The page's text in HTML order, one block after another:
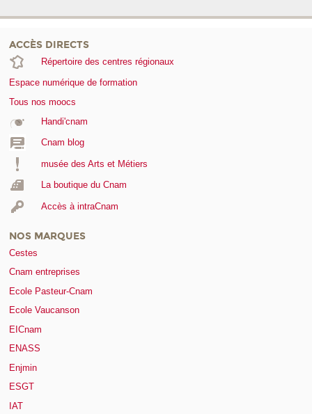
ACCÈS DIRECTS
Répertoire des centres régionaux
Espace numérique de formation
Tous nos moocs
Handi'cnam
Cnam blog
musée des Arts et Métiers
La boutique du Cnam
Accès à intraCnam
NOS MARQUES
Cestes
Cnam entreprises
Ecole Pasteur-Cnam
Ecole Vaucanson
EICnam
ENASS
Enjmin
ESGT
IAT